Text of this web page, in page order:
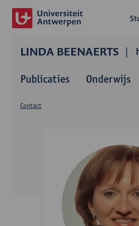
LINDA BEENAERTS
Publicaties Onderwijs
Contact